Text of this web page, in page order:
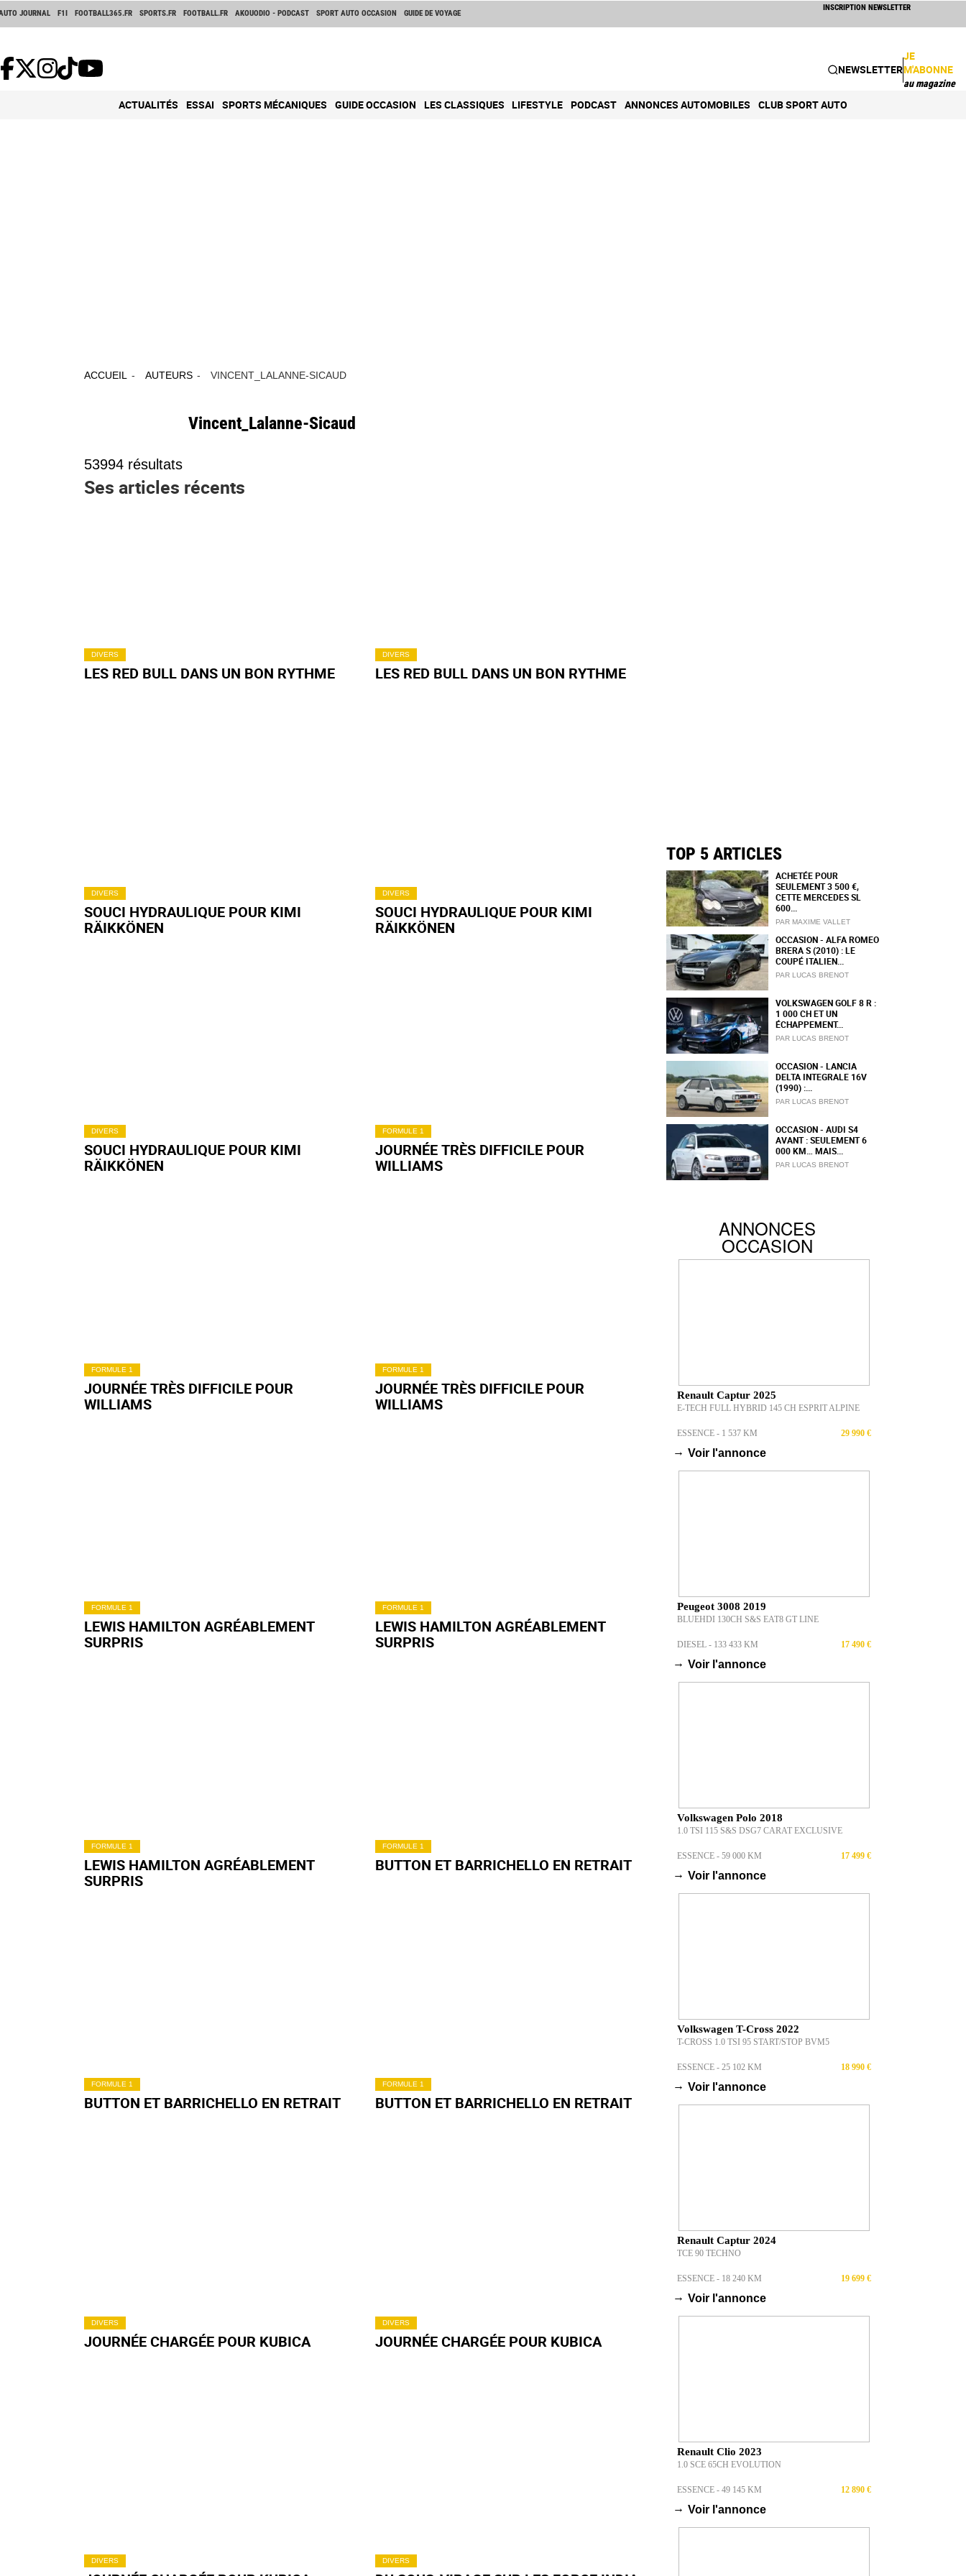
JOURNAL F1I FOOTBALL365.FR SPORTS.FR FOOTBALL.FR AKOUODIO - PODCAST SPORT AUTO OCCASION GUIDE DE VOYAGE
INSCRIPTION NEWSLETTER
NEWSLETTER
JE
M'ABONNE
au magazine
ACTUALITÉS ESSAI SPORTS MÉCANIQUES GUIDE OCCASION LES CLASSIQUES LIFESTYLE PODCAST ANNONCES AUTOMOBILES CLUB SPORT AUTO
ACCUEIL AUTEURS VINCENT_LALANNE-SICAUD
Vincent_Lalanne-Sicaud
53994 résultats
Ses articles récents
DIVERS
LES RED BULL DANS UN BON RYTHME
DIVERS
LES RED BULL DANS UN BON RYTHME
DIVERS
SOUCI HYDRAULIQUE POUR KIMI
RÄIKKÖNEN
DIVERS
SOUCI HYDRAULIQUE POUR KIMI
RÄIKKÖNEN
DIVERS
SOUCI HYDRAULIQUE POUR KIMI
RÄIKKÖNEN
FORMULE 1
JOURNÉE TRÈS DIFFICILE POUR
WILLIAMS
FORMULE 1
JOURNÉE TRÈS DIFFICILE POUR
WILLIAMS
FORMULE 1
JOURNÉE TRÈS DIFFICILE POUR
WILLIAMS
FORMULE 1
LEWIS HAMILTON AGRÉABLEMENT
SURPRIS
FORMULE 1
LEWIS HAMILTON AGRÉABLEMENT
SURPRIS
FORMULE 1
LEWIS HAMILTON AGRÉABLEMENT
SURPRIS
FORMULE 1
BUTTON ET BARRICHELLO EN RETRAIT
FORMULE 1
BUTTON ET BARRICHELLO EN RETRAIT
FORMULE 1
BUTTON ET BARRICHELLO EN RETRAIT
DIVERS
JOURNÉE CHARGÉE POUR KUBICA
DIVERS
JOURNÉE CHARGÉE POUR KUBICA
DIVERS DIVERS
TOP 5 ARTICLES
ACHETÉE POUR
SEULEMENT 3 500 €,
CETTE MERCEDES SL
600...
PAR MAXIME VALLET
OCCASION - ALFA ROMEO
BRERA S (2010) : LE
COUPÉ ITALIEN...
PAR LUCAS BRENOT
VOLKSWAGEN GOLF 8 R :
1 000 CH ET UN
ÉCHAPPEMENT...
PAR LUCAS BRENOT
OCCASION - LANCIA
DELTA INTEGRALE 16V
(1990) :...
PAR LUCAS BRENOT
OCCASION - AUDI S4
AVANT : SEULEMENT 6
000 KM… MAIS...
PAR LUCAS BRENOT
ANNONCES
OCCASION
Renault Captur 2025
E-TECH FULL HYBRID 145 CH ESPRIT ALPINE
ESSENCE - 1 537 KM 29 990 €
→ Voir l'annonce
Peugeot 3008 2019
BLUEHDI 130CH S&S EAT8 GT LINE
DIESEL - 133 433 KM 17 490 €
→ Voir l'annonce
Volkswagen Polo 2018
1.0 TSI 115 S&S DSG7 CARAT EXCLUSIVE
ESSENCE - 59 000 KM 17 499 €
→ Voir l'annonce
Volkswagen T-Cross 2022
T-CROSS 1.0 TSI 95 START/STOP BVM5
ESSENCE - 25 102 KM 18 990 €
→ Voir l'annonce
Renault Captur 2024
TCE 90 TECHNO
ESSENCE - 18 240 KM 19 699 €
→ Voir l'annonce
Renault Clio 2023
1.0 SCE 65CH EVOLUTION
ESSENCE - 49 145 KM 12 890 €
→ Voir l'annonce